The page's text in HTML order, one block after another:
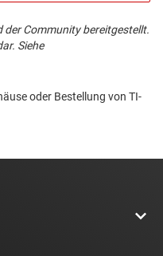
der Community bereitgestellt.
Siehe
oder Bestellung von TI-